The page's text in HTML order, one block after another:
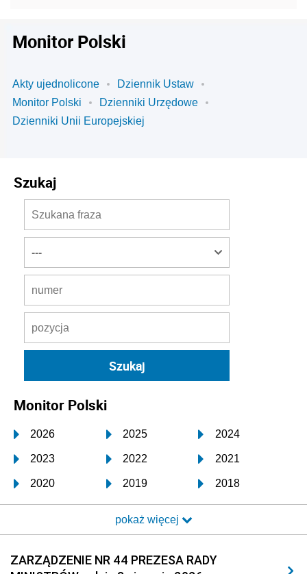
Monitor Polski
Akty ujednolicone
Dziennik Ustaw
Monitor Polski
Dzienniki Urzędowe
Dzienniki Unii Europejskiej
Szukaj
Monitor Polski
2026 2025 2024
2023 2022 2021
2020 2019 2018
2017 2016 2015
2014 2013 2012
2011 2010 2009
pokaż więcej
ZARZĄDZENIE NR 44 PREZESA RADY